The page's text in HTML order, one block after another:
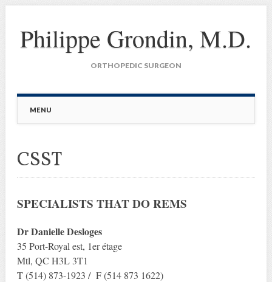
Philippe Grondin, M.D.
ORTHOPEDIC SURGEON
Main menu
MENU
CSST
SPECIALISTS THAT DO REMS
Dr Danielle Desloges
35 Port-Royal est, 1er étage
Mtl, QC H3L 3T1
T (514) 873-1923 / F (514 873 1622)